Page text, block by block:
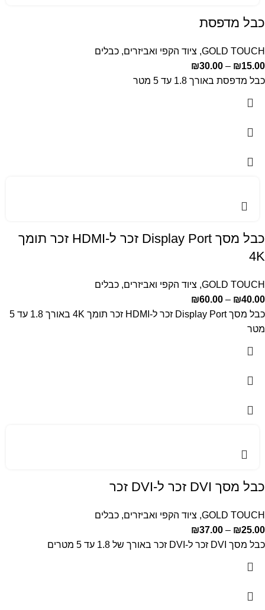
כבל מדפסת
GOLD TOUCH
, ציוד הקפי ואביזרים, כבלים
₪15.00
–
₪30.00
כבל מדפסת באורך 1.8 עד 5 מטר
כבל מסך Display Port זכר ל-HDMI זכר תומך
4K
GOLD TOUCH
, ציוד הקפי ואביזרים, כבלים
₪40.00
–
₪60.00
כבל מסך Display Port זכר ל-HDMI זכר תומך 4K באורך 1.8 עד 5
מטר
כבל מסך DVI זכר ל-DVI זכר
GOLD TOUCH
, ציוד הקפי ואביזרים, כבלים
₪25.00
–
₪37.00
כבל מסך DVI זכר ל-DVI זכר באורך של 1.8 עד 5 מטרים